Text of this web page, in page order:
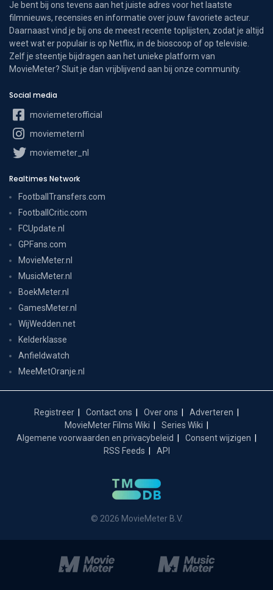
Je bent bij ons tevens aan het juiste adres voor het laatste
filmnieuws, recensies en informatie over jouw favoriete acteur.
Daarnaast vind je bij ons de meest recente toplijsten, zodat je altijd
weet wat er populair is op Netflix, in de bioscoop of op televisie.
Zelf je steentje bijdragen aan het unieke platform van
MovieMeter? Sluit je dan vrijblijvend aan bij onze community.
Social media
moviemeterofficial
moviemeternl
moviemeter_nl
Realtimes Network
FootballTransfers.com
FootballCritic.com
FCUpdate.nl
GPFans.com
MovieMeter.nl
MusicMeter.nl
BoekMeter.nl
GamesMeter.nl
WijWedden.net
Kelderklasse
Anfieldwatch
MeeMetOranje.nl
Registreer Contact ons Over ons
Adverteren
MovieMeter Films Wiki
Series Wiki
Algemene voorwaarden en privacybeleid
Consent wijzigen
RSS Feeds
API
© 2026 MovieMeter B.V.